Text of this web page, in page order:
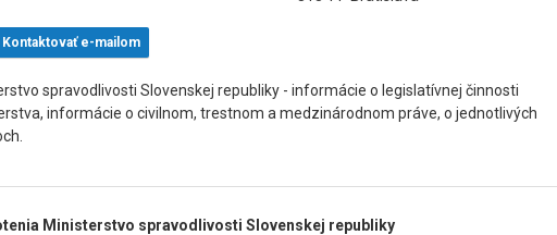
Kontaktovaťe-mailom
spravodlivosti Slovenskej republiky - informácie o legislatívnej činnosti
informácie o civilnom, trestnom a medzinárodnom práve, o jednotlivých
Ministerstvo spravodlivosti Slovenskej republiky